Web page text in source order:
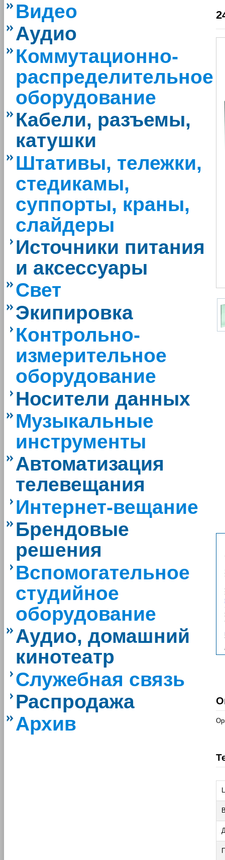
Видео
Аудио
Коммутационно-
распределительное
оборудование
Кабели, разъемы,
катушки
Штативы, тележки,
стедикамы,
суппорты, краны,
слайдеры
Источники питания
и аксессуары
Свет
Экипировка
Контрольно-
измерительное
оборудование
Носители данных
Музыкальные
инструменты
Автоматизация
телевещания
Интернет-вещание
Брендовые
решения
Вспомогательное
студийное
оборудование
Аудио, домашний
кинотеатр
Служебная связь
Распродажа
Архив